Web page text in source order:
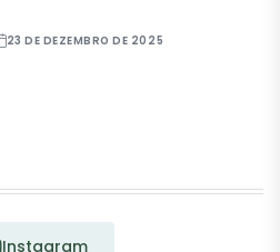
23 DE DEZEMBRO DE 2025
Instagram